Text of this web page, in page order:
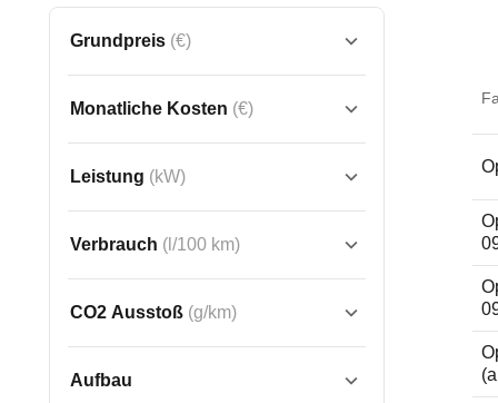
Grundpreis (€)
Monatliche Kosten (€)
Leistung (kW)
Verbrauch (l/100 km)
CO2 Ausstoß (g/km)
Aufbau